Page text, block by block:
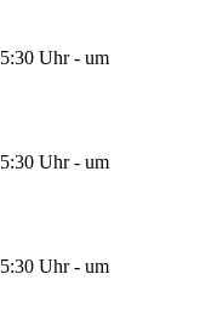
Uhr - um
Uhr - um
Uhr - um